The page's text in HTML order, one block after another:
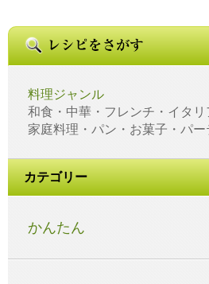
料理ジャンル
和食・中華・フレンチ・イタリ
家庭料理・パン・お菓子・パ
カテゴリー
かんたん